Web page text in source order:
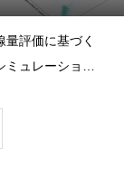
評価に基づく
ュレーション